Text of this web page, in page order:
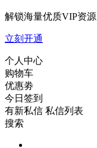
解锁海量优质VIP资源
立刻开通
个人中心
购物车
优惠劵
今日签到
有新私信 私信列表
搜索